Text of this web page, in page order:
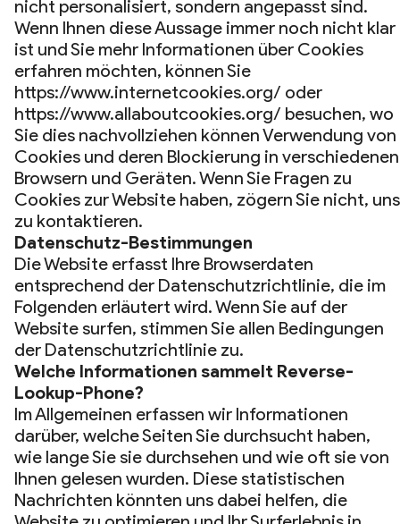
nicht personalisiert, sondern angepasst sind.
Wenn Ihnen diese Aussage immer noch nicht klar
ist und Sie mehr Informationen über Cookies
erfahren möchten, können Sie
https://www.internetcookies.org/ oder
https://www.allaboutcookies.org/ besuchen, wo
Sie dies nachvollziehen können Verwendung von
Cookies und deren Blockierung in verschiedenen
Browsern und Geräten. Wenn Sie Fragen zu
Cookies zur Website haben, zögern Sie nicht, uns
zu kontaktieren.
Datenschutz-Bestimmungen
Die Website erfasst Ihre Browserdaten
entsprechend der Datenschutzrichtlinie, die im
Folgenden erläutert wird. Wenn Sie auf der
Website surfen, stimmen Sie allen Bedingungen
der Datenschutzrichtlinie zu.
Welche Informationen sammelt Reverse-
Lookup-Phone?
Im Allgemeinen erfassen wir Informationen
darüber, welche Seiten Sie durchsucht haben,
wie lange Sie sie durchsehen und wie oft sie von
Ihnen gelesen wurden. Diese statistischen
Nachrichten könnten uns dabei helfen, die